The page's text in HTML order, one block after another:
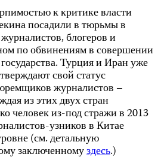
к критике власти
посадили в тюрьмы в
блогеров и
по обвинениям в совершении
Турция и Иран уже
свой статус
журналистов –
из этих двух стран
человек из-под стражи в 2013
узников в Китае
(см. детальную
заключенномуздесь.)